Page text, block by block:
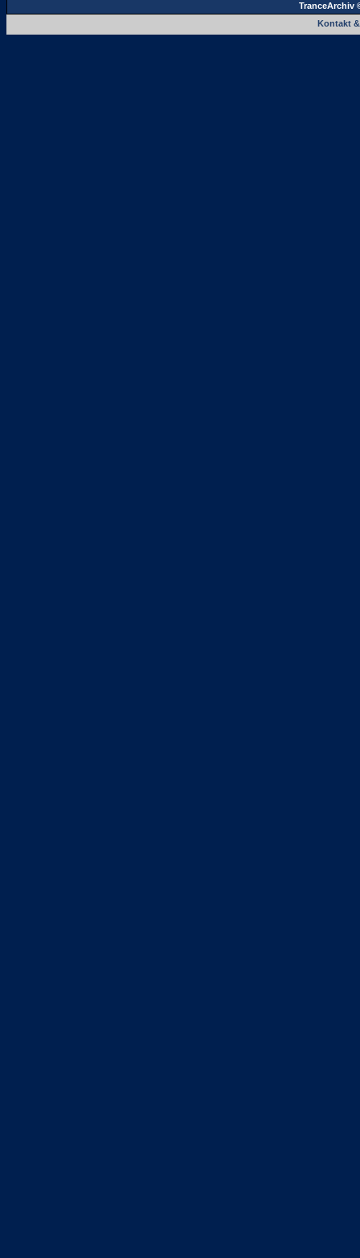
TranceArchiv
Kontakt